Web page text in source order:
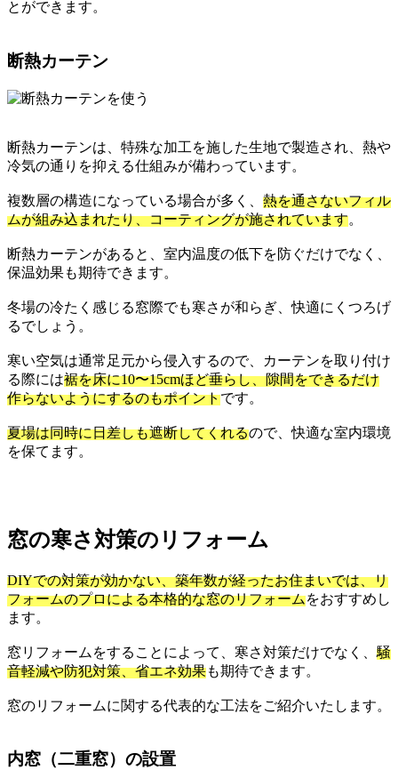
とができます。
断熱カーテン
断熱カーテンは、特殊な加工を施した生地で製造され、熱や
冷気の通りを抑える仕組みが備わっています。
複数層の構造になっている場合が多く、 熱を通さないフィル
ムが組み込まれたり、コーティングが施されています。
断熱カーテンがあると、室内温度の低下を防ぐだけでなく、
保温効果も期待できます。
冬場の冷たく感じる窓際でも寒さが和らぎ、快適にくつろげ
るでしょう。
寒い空気は通常足元から侵入するので、カーテンを取り付け
る際には裾を床に10〜15cmほど垂らし、隙間をできるだけ
作らないようにするのもポイントです。
夏場は同時に日差しも遮断してくれるので、快適な室内環境
を保てます。
窓の寒さ対策のリフォーム
DIYでの対策が効かない、築年数が経ったお住まいでは、リ
フォームのプロによる本格的な窓のリフォームをおすすめし
ます。
窓リフォームをすることによって、寒さ対策だけでなく、 騒
音軽減や防犯対策、省エネ効果も期待できます。
窓のリフォームに関する代表的な工法をご紹介いたします。
内窓（二重窓）の設置